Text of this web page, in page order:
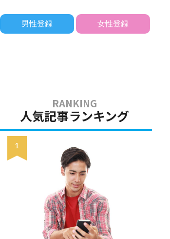
男性登録 女性登録
人気記事ランキング